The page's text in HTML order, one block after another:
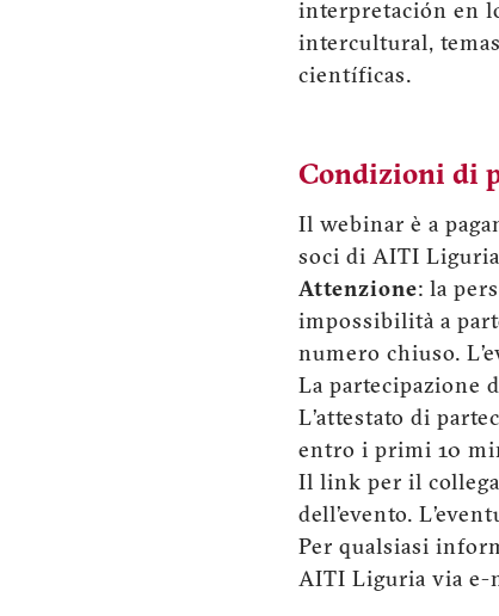
interpretación en
intercultural,
científicas.
Condizioni di
Il webinar è a
soci di AITI
Attenzione: la
impossibilità a
numero chiuso.
La partecipazione
L’attestato di
entro i primi 10
Il link per il
dell’evento.
Per qualsiasi
AITI Liguria via e-